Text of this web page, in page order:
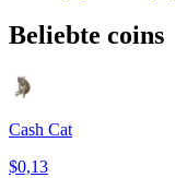
Beliebte coins
Cash Cat
$0,13